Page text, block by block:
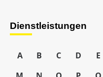
Dienstleistungen
A B C D E